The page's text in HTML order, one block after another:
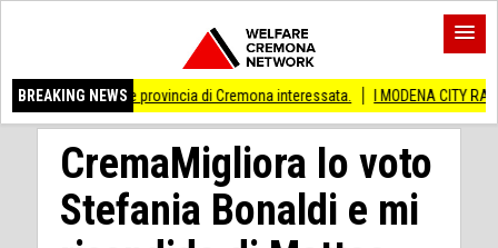
BREAKING NEWS
provincia di Cremona interessata. I MODENA CITY RAMBLERS
CremaMigliora Io voto
Stefania Bonaldi e mi